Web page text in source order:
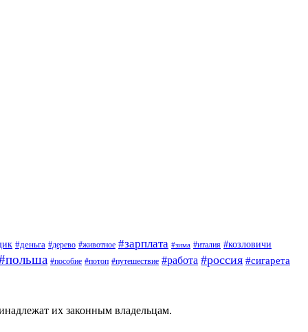
#деньга #дерево #животное #зарплата #зима #италия #козловичи
#пособие #потоп #путешествие #работа #россия #сигарета
их законным владельцам.